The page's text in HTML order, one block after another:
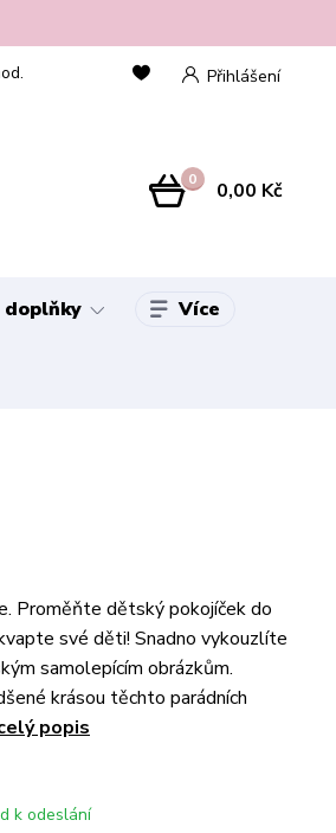
Přihlášení
0 0,00 Kč
doplňky Více
Proměňte dětský pokojíček do
své děti! Snadno vykouzlíte
samolepícím obrázkům.
krásou těchto parádních
popis
k odeslání